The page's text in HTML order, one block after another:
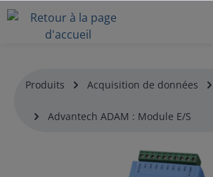
Produits Acquisition de données
Advantech ADAM : Module E/S